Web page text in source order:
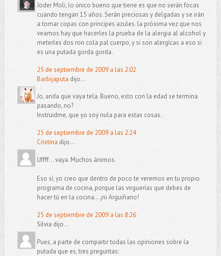
Joder Moli, lo único bueno que tiene es que no serán focas
cuando tengan 15 años. Serán preciosas y delgadas y se irán
a tomar copas con principes azules. la próxima vez que nos
veamos hay que hacerles la prueba de la alergia al alcohol y
meterles dos ron cola pal cuerpo, y si son alergícas a eso si
es una putada gorda gorda.
25 de septiembre de 2009 a las 2:02
Barbijaputa dijo...
Jo, anda que vaya tela. Bueno, esto con la edad se termina
pasando, no?
Instruidme, que yo soy nula para estas cosas.
25 de septiembre de 2009 a las 2:24
Cristina dijo...
Uffff... vaya. Muchos ánimos.
Eso sí, yo creo que dentro de poco te veremos en tu propio
programa de cocina, porque las virguerías que debes de
hacer tú en la cocina... ¡ni Arguiñano!
25 de septiembre de 2009 a las 8:26
Sílvia dijo...
Pues, a parte de compartir todas las opiniones sobre la
putada que es, tres preguntas: